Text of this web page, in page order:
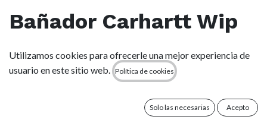
Bañador Carhartt Wip
Chase Swim - Dark
Navy
The Chase Swim Trunks are constructed from lightweight
Utilizamos cookies para ofrecerle una mejor experiencia de
usuario en este sitio web.
Política de cookies
Solo las necesarias Acepto